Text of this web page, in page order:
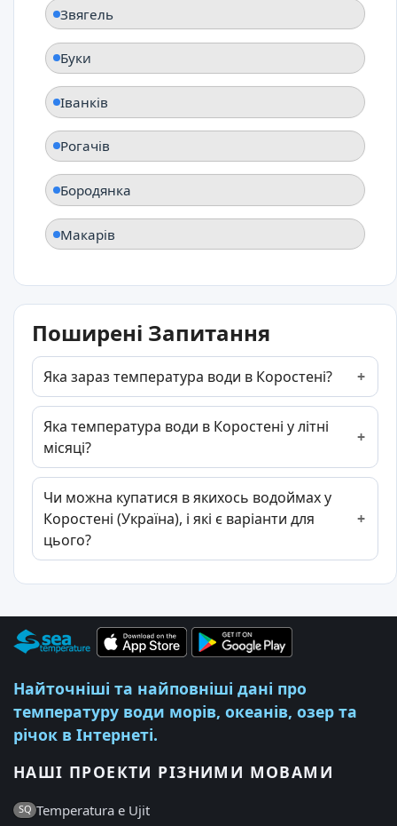
Звягель
Буки
Іванків
Рогачів
Бородянка
Макарів
Поширені Запитання
Яка зараз температура води в Коростені?
Яка температура води в Коростені у літні
місяці?
Чи можна купатися в якихось водоймах у
Коростені (Україна), і які є варіанти для
цього?
Найточніші та найповніші дані про
температуру води морів, океанів, озер та
річок в Інтернеті.
НАШІ ПРОЕКТИ РІЗНИМИ МОВАМИ
SQ Temperatura e Ujit